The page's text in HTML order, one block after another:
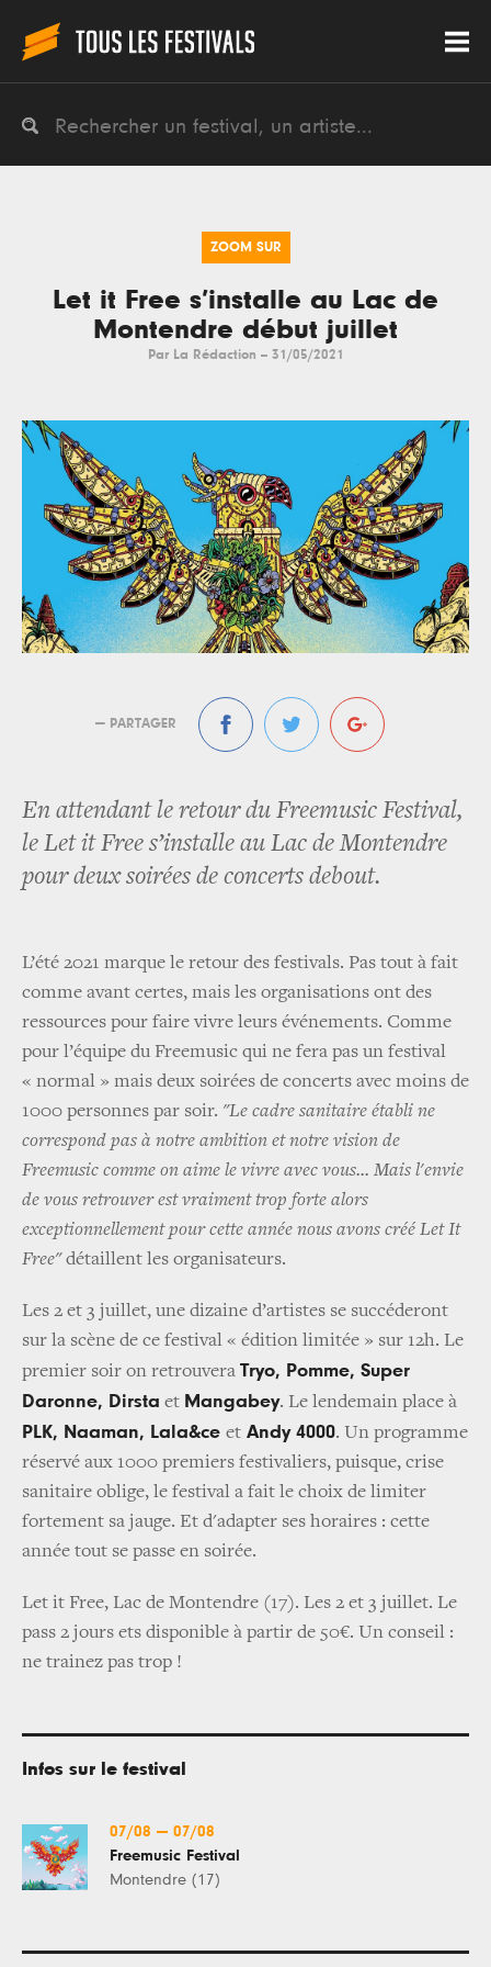
ZOOM SUR
Let it Free s’installe au Lac de
Montendre début juillet
Par La Rédaction -- 31/05/2021
— PARTAGER
En attendant le retour du Freemusic Festival,
le Let it Free s’installe au Lac de Montendre
pour deux soirées de concerts debout.
L’été 2021 marque le retour des festivals. Pas tout à fait
comme avant certes, mais les organisations ont des
ressources pour faire vivre leurs événements. Comme
pour l’équipe du Freemusic qui ne fera pas un festival
« normal » mais deux soirées de concerts avec moins de
1000 personnes par soir. "Le cadre sanitaire établi ne
correspond pas à notre ambition et notre vision de
Freemusic comme on aime le vivre avec vous... Mais l'envie
de vous retrouver est vraiment trop forte alors
exceptionnellement pour cette année nous avons créé Let It
Free"détaillent les organisateurs.
Les 2 et 3 juillet, une dizaine d’artistes se succéderont
sur la scène de ce festival « édition limitée » sur 12h. Le
premier soir on retrouvera Tryo, Pomme, Super
Daronne, Dirsta et Mangabey. Le lendemain place à
PLK, Naaman, Lala&ce et Andy 4000. Un programme
réservé aux 1000 premiers festivaliers, puisque, crise
sanitaire oblige, le festival a fait le choix de limiter
fortement sa jauge. Et d'adapter ses horaires : cette
année tout se passe en soirée.
Let it Free, Lac de Montendre (17). Les 2 et 3 juillet. Le
pass 2 jours ets disponible à partir de 50€. Un conseil :
ne trainez pas trop !
Infos sur le festival
07/08 — 07/08
Freemusic Festival
Montendre (17)